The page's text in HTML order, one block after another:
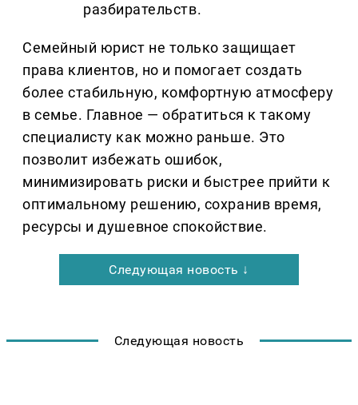
разбирательств.
Семейный юрист не только защищает
права клиентов, но и помогает создать
более стабильную, комфортную атмосферу
в семье. Главное — обратиться к такому
специалисту как можно раньше. Это
позволит избежать ошибок,
минимизировать риски и быстрее прийти к
оптимальному решению, сохранив время,
ресурсы и душевное спокойствие.
Следующая новость ↓
Следующая новость